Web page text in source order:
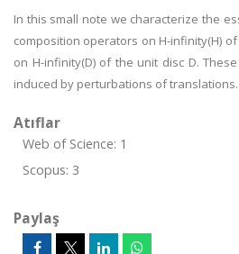
In this small note we characterize the
composition operators on H-infinity(H)
on H-infinity(D) of the unit disc D.
induced by perturbations of translations.
Atıflar
Web of Science: 1
Scopus: 3
Paylaş